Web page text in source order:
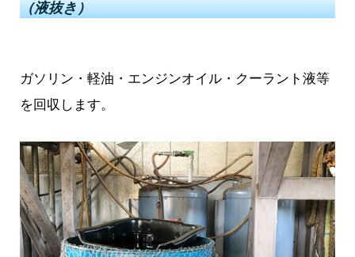
（液抜き）
ガソリン・軽油・エンジンオイル・クーラント液等
を回収します。